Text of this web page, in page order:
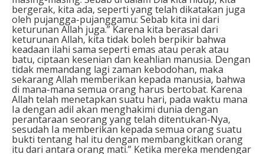
bergerak, kita ada, seperti yang telah dikatakan juga
oleh pujangga-pujanggamu: Sebab kita ini dari
keturunan Allah juga.” Karena kita berasal dari
keturunan Allah, kita tidak boleh berpikir bahwa
keadaan ilahi sama seperti emas atau perak atau
batu, ciptaan kesenian dan keahlian manusia. Dengan
tidak memandang lagi zaman kebodohan, maka
sekarang Allah memberikan kepada manusia, bahwa
di mana-mana semua orang harus bertobat. Karena
Allah telah menetapkan suatu hari, pada waktu mana
Ia dengan adil akan menghakimi dunia dengan
perantaraan seorang yang telah ditentukan-Nya,
sesudah Ia memberikan kepada semua orang suatu
bukti tentang hal itu dengan membangkitkan orang
itu dari antara orang mati.” Ketika mereka mendengar